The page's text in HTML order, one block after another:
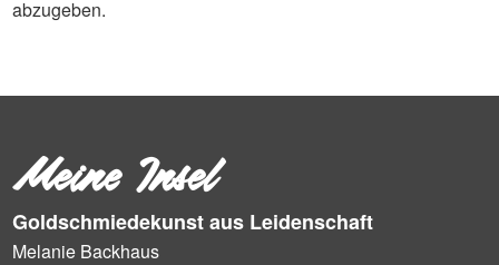
abzugeben.
Meine Insel
Goldschmiedekunst aus Leidenschaft
Melanie Backhaus